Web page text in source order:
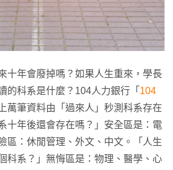
十年會廢掉嗎？如果人生重來，學長
的科系是什麼？104人力銀行「 104
萬筆資料由「過來人」秒測科系存在
十年後還會存在嗎？」安全區是：電
區：休閒管理、外文、中文。「人生
科系？」無悔區是：物理、醫學、心